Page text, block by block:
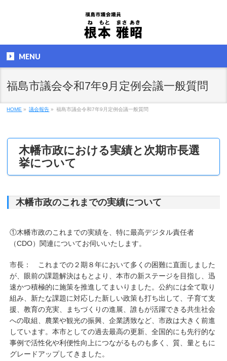
MENU
福島市議会令和7年9月定例会議一般質問
HOME » 議会報告 » 福島市議会令和7年9月定例会議一般質問
木幡市政における実績と次期市長選
挙について
木幡市政のこれまでの実績について
①木幡市政のこれまでの実績を、特に最高デジタル責任者
（CDO）関連についてお伺いいたします。
市長： これまでの２期８年において多くの困難に直面しました
が、眼前の課題解決はもとより、本市の新ステージを目指し、迅
速かつ積極的に施策を推進してまいりました。公約には全て取り
組み、新たな課題に対応した新しい政策も打ち出して、子育て支
援、教育の充実、まちづくりの進展、誰もが活躍できる共生社会
への取組、農業や観光の振興、企業誘致など、市政は大きく前進
しています。本市としての過去最高の更新、全国的にも先行的な
事例で活性化や利便性向上につながるものも多く、質、量ともに
グレードアップしてきました。